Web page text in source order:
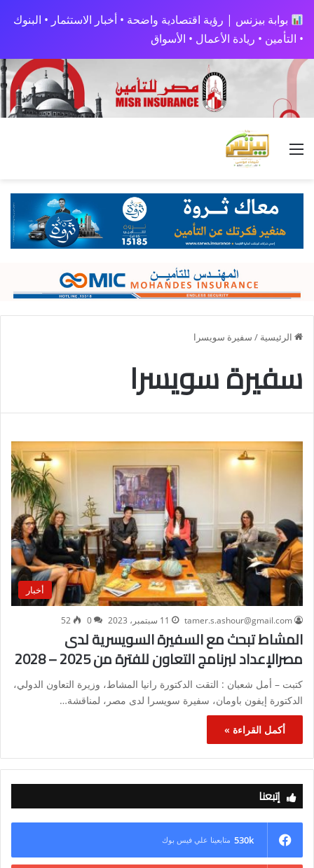
بوابة بيزنس | رؤية اقتصادية واضحة • أخبار الاستثمار • البنوك
• التأمين • ريادة الأعمال • الأسواق
القائمة
الرئيسية / سفيرة سويسرا
سفيرة سويسرا
أخبار
tamer.s.ashour@gmail.com 11 سبتمبر، 2023 0
52
المشاط تبحث مع السفيرة السويسرية لدى
مصرالإعداد لبرنامج التعاون للفترة من 2025 – 2028
كتبت – أمل شعبان : التقت الدكتورة رانيا المشاط، وزيرة التعاون الدولي،
الدكتورة إيفون باومان، سفيرة سويسرا لدى مصر، لمناقشة…
أكمل القراءة »
إتبعنا
530k متابعينا علي فيس بوك